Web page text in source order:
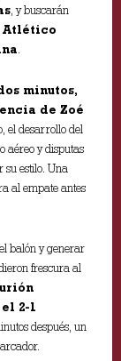
, y buscarán
Atlético
.
minutos,
de Zoé
el desarrollo del
aéreo y disputas
su estilo. Una
al empate antes
balón y generar
frescura al
2-1
después, un